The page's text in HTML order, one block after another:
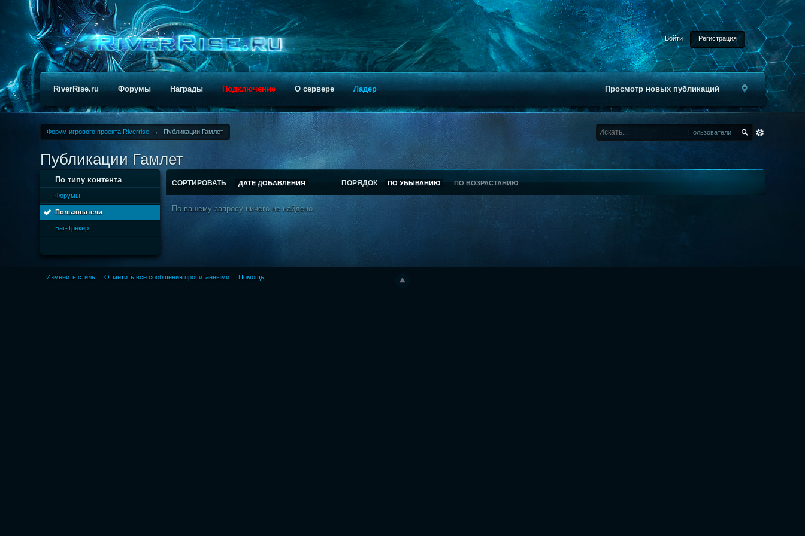
Войти Регистрация
Просмотр новых публикаций
RiverRise.ru Форумы Награды Подключение О сервере Ладер
Форум игрового проекта Riverrise → Публикации Гамлет Пользователи
Публикации Гамлет
По типу контента
Форумы
Пользователи
Баг-Трекер
СОРТИРОВАТЬ ДАТЕ ДОБАВЛЕНИЯ ПОРЯДОК ПО УБЫВАНИЮ ПО ВОЗРАСТАНИЮ
По вашему запросу ничего не найдено.
Изменить стиль Отметить все сообщения прочитанными Помощь